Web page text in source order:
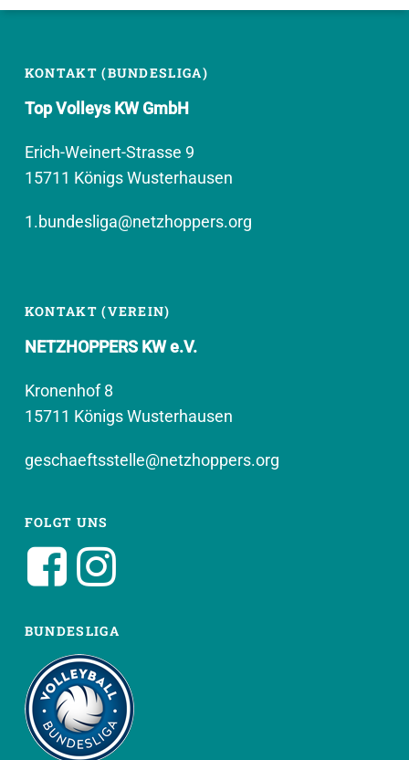
KONTAKT (BUNDESLIGA)
Top Volleys KW GmbH
Erich-Weinert-Strasse 9
15711 Königs Wusterhausen
1.bundesliga@netzhoppers.org
KONTAKT (VEREIN)
NETZHOPPERS KW e.V.
Kronenhof 8
15711 Königs Wusterhausen
geschaeftsstelle@netzhoppers.org
FOLGT UNS
BUNDESLIGA